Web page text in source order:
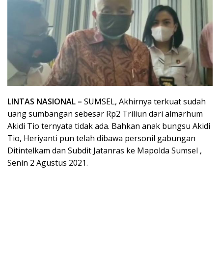
LINTAS NASIONAL – SUMSEL, Akhirnya terkuat sudah
uang sumbangan sebesar Rp2 Triliun dari almarhum
Akidi Tio ternyata tidak ada. Bahkan anak bungsu Akidi
Tio, Heriyanti pun telah dibawa personil gabungan
Ditintelkam dan Subdit Jatanras ke Mapolda Sumsel ,
Senin 2 Agustus 2021.